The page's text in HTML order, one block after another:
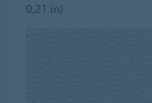
0,21 in)